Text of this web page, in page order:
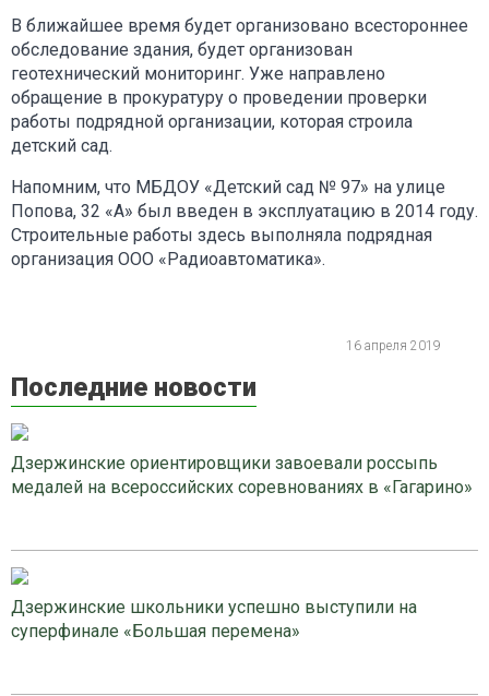
В ближайшее время будет организовано всестороннее
обследование здания, будет организован
геотехнический мониторинг. Уже направлено
обращение в прокуратуру о проведении проверки
работы подрядной организации, которая строила
детский сад.
Напомним, что МБДОУ «Детский сад № 97» на улице
Попова, 32 «А» был введен в эксплуатацию в 2014 году.
Строительные работы здесь выполняла подрядная
организация ООО «Радиоавтоматика».
16 апреля 2019
Последние новости
Дзержинские ориентировщики завоевали россыпь
медалей на всероссийских соревнованиях в «Гагарино»
Дзержинские школьники успешно выступили на
суперфинале «Большая перемена»